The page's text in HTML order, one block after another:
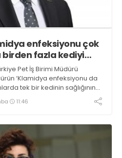
enfeksiyonu çok
fazla kediyi
Pet İş Birimi Müdürü
‘Klamidya enfeksiyonu da
tek bir kedinin sağlığının
kediyi etkileyebilen bir
11:46